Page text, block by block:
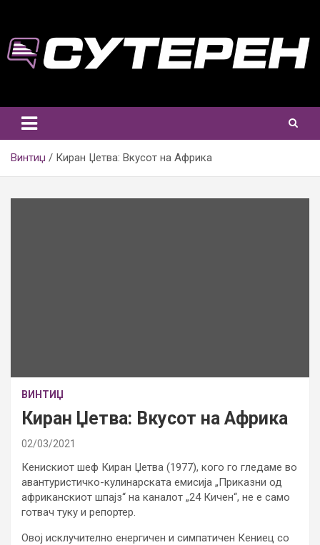
content
Винтиџ Киран Џетва: Вкусот на Африка
ВИНТИЏ
Киран Џетва: Вкусот на Африка
02/03/2021
Кенискиот шеф Киран Џетва (1977), кого го гледаме во
авантуристичко-кулинарската емисија „Приказни од
африканскиот шпајз“ на каналот „24 Кичен“, не е само
готвач туку и репортер.
Овој исклучително енергичен и симпатичен Кениец со